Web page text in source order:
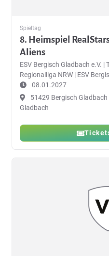
Spieltag
8. Heimspiel
Aliens
ESV Bergisch Gladbach e.V. |
Regionalliga NRW | ESV
08.01.2027
51429 Bergisch
Gladbach